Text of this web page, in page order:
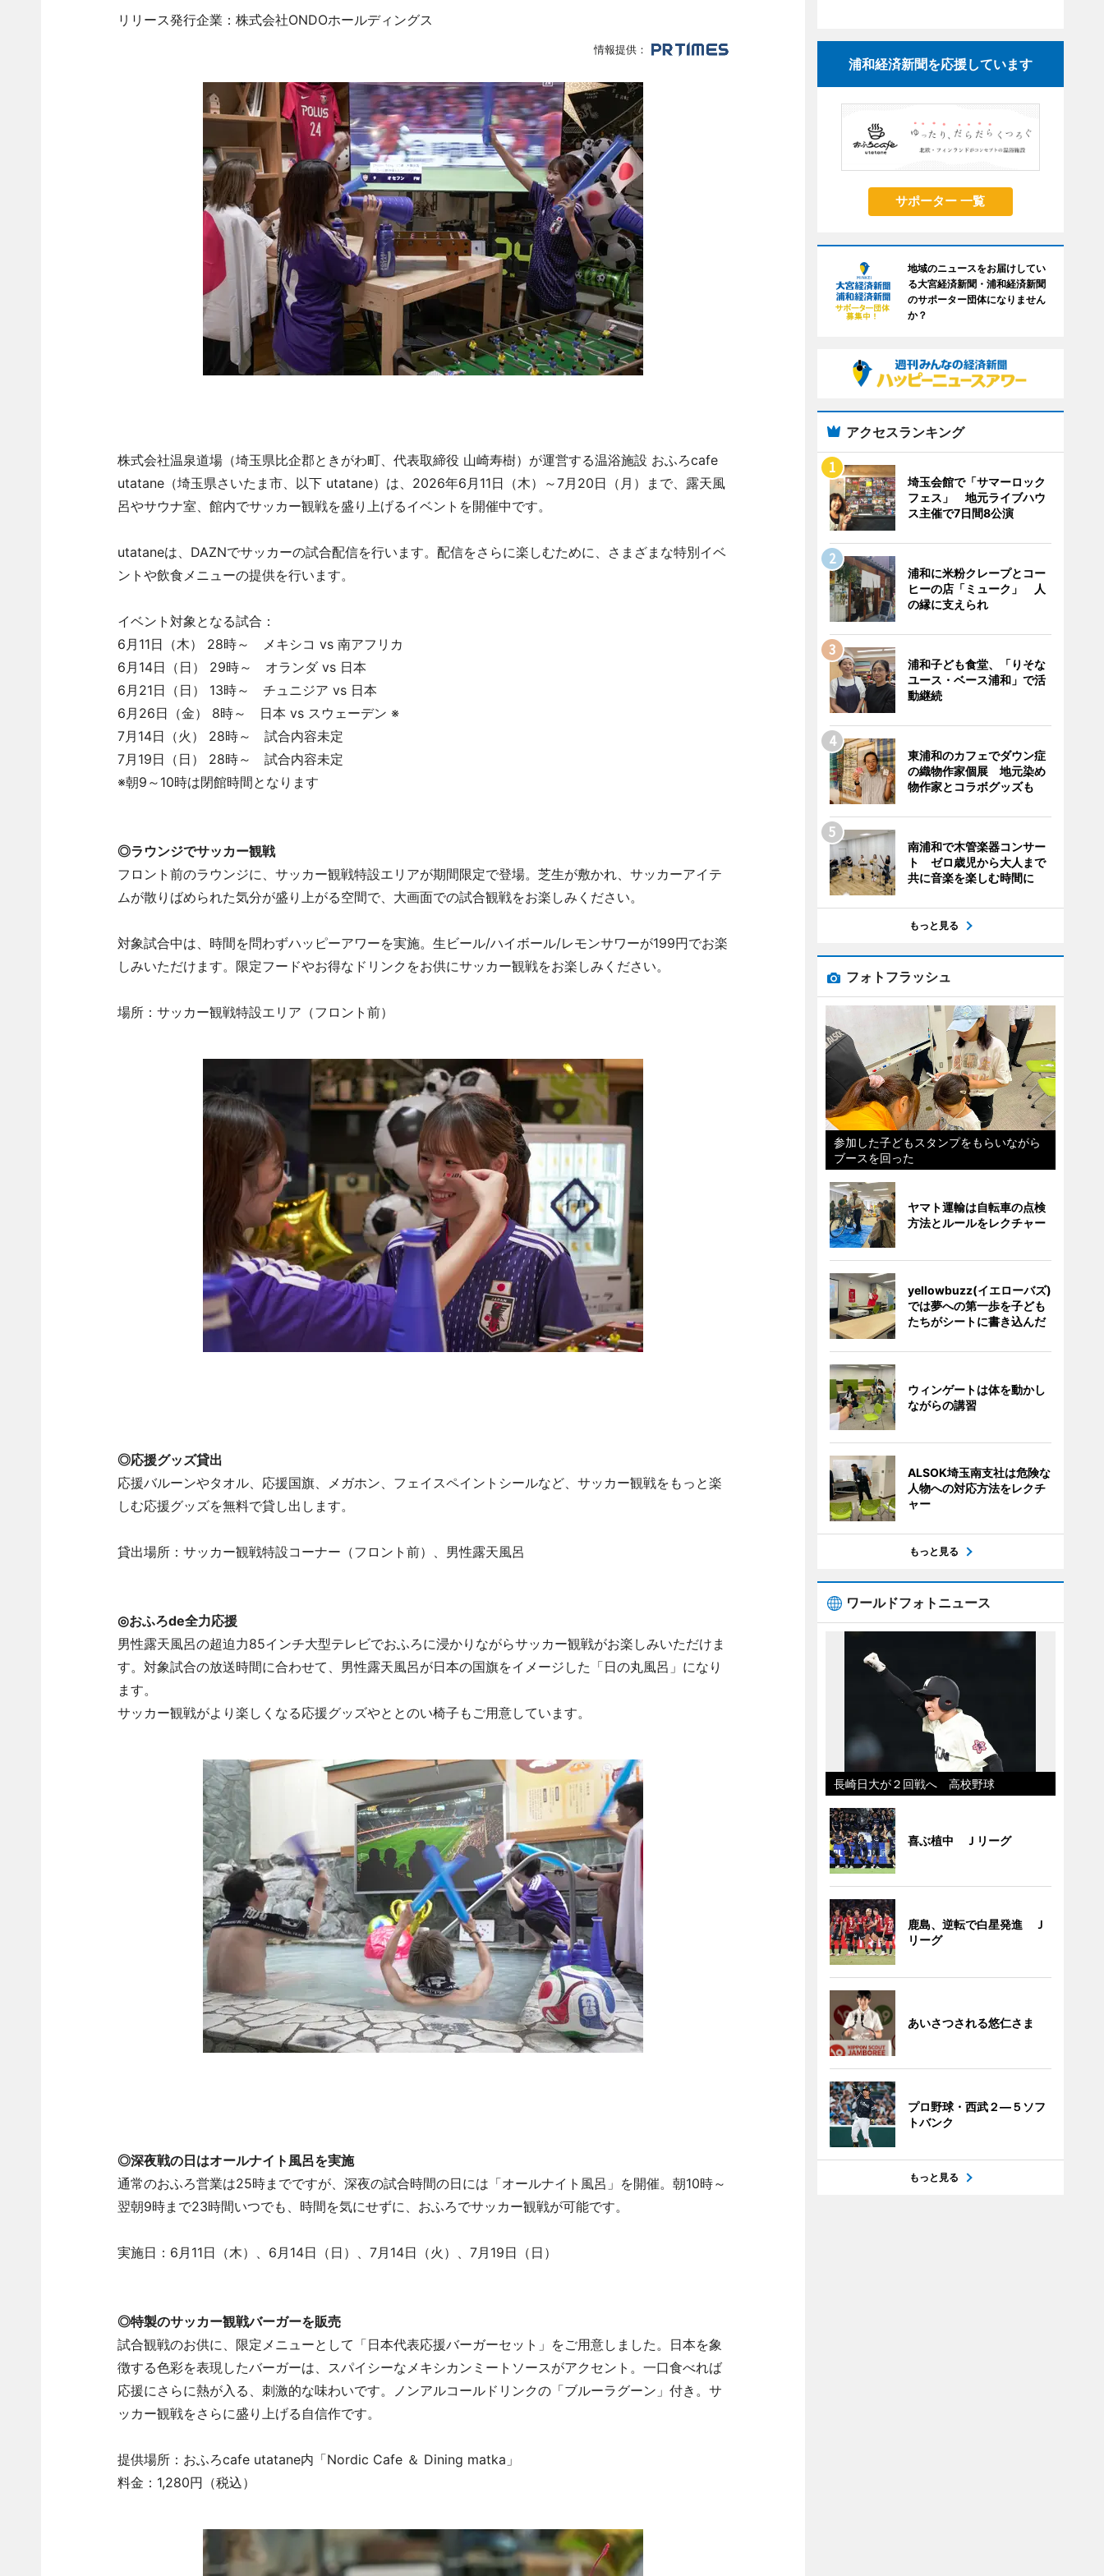
リリース発行企業：株式会社ONDOホールディングス
情報提供：
株式会社温泉道場（埼玉県比企郡ときがわ町、代表取締役 山崎寿樹）が運営する温浴施設 おふろcafe
utatane（埼玉県さいたま市、以下 utatane）は、2026年6月11日（木）～7月20日（月）まで、露天風
呂やサウナ室、館内でサッカー観戦を盛り上げるイベントを開催中です。
utataneは、DAZNでサッカーの試合配信を行います。配信をさらに楽しむために、さまざまな特別イベ
ントや飲食メニューの提供を行います。
イベント対象となる試合：
6月11日（木） 28時～ メキシコ vs 南アフリカ
6月14日（日） 29時～ オランダ vs 日本
6月21日（日） 13時～ チュニジア vs 日本
6月26日（金） 8時～ 日本 vs スウェーデン ※
7月14日（火） 28時～ 試合内容未定
7月19日（日） 28時～ 試合内容未定
※朝9～10時は閉館時間となります
◎ラウンジでサッカー観戦
フロント前のラウンジに、サッカー観戦特設エリアが期間限定で登場。芝生が敷かれ、サッカーアイテ
ムが散りばめられた気分が盛り上がる空間で、大画面での試合観戦をお楽しみください。
対象試合中は、時間を問わずハッピーアワーを実施。生ビール/ハイボール/レモンサワーが199円でお楽
しみいただけます。限定フードやお得なドリンクをお供にサッカー観戦をお楽しみください。
場所：サッカー観戦特設エリア（フロント前）
◎応援グッズ貸出
応援バルーンやタオル、応援国旗、メガホン、フェイスペイントシールなど、サッカー観戦をもっと楽
しむ応援グッズを無料で貸し出します。
貸出場所：サッカー観戦特設コーナー（フロント前）、男性露天風呂
◎おふろde全力応援
男性露天風呂の超迫力85インチ大型テレビでおふろに浸かりながらサッカー観戦がお楽しみいただけま
す。対象試合の放送時間に合わせて、男性露天風呂が日本の国旗をイメージした「日の丸風呂」になり
ます。
サッカー観戦がより楽しくなる応援グッズやととのい椅子もご用意しています。
◎深夜戦の日はオールナイト風呂を実施
通常のおふろ営業は25時までですが、深夜の試合時間の日には「オールナイト風呂」を開催。朝10時～
翌朝9時まで23時間いつでも、時間を気にせずに、おふろでサッカー観戦が可能です。
実施日：6月11日（木）、6月14日（日）、7月14日（火）、7月19日（日）
◎特製のサッカー観戦バーガーを販売
試合観戦のお供に、限定メニューとして「日本代表応援バーガーセット」をご用意しました。日本を象
徴する色彩を表現したバーガーは、スパイシーなメキシカンミートソースがアクセント。一口食べれば
応援にさらに熱が入る、刺激的な味わいです。ノンアルコールドリンクの「ブルーラグーン」付き。サ
ッカー観戦をさらに盛り上げる自信作です。
提供場所：おふろcafe utatane内「Nordic Cafe ＆ Dining matka」
料金：1,280円（税込）
浦和経済新聞を応援しています
サポーター 一覧
地域のニュースをお届けしてい
る大宮経済新聞・浦和経済新聞
のサポーター団体になりません
か？
アクセスランキング
埼玉会館で「サマーロック
フェス」 地元ライブハウ
ス主催で7日間8公演
浦和に米粉クレープとコー
ヒーの店「ミューク」 人
の縁に支えられ
浦和子ども食堂、「りそな
ユース・ベース浦和」で活
動継続
東浦和のカフェでダウン症
の織物作家個展 地元染め
物作家とコラボグッズも
南浦和で木管楽器コンサー
ト ゼロ歳児から大人まで
共に音楽を楽しむ時間に
もっと見る
フォトフラッシュ
参加した子どもスタンプをもらいながら
ブースを回った
ヤマト運輸は自転車の点検
方法とルールをレクチャー
yellowbuzz(イエローバズ)
では夢への第一歩を子ども
たちがシートに書き込んだ
ウィンゲートは体を動かし
ながらの講習
ALSOK埼玉南支社は危険な
人物への対応方法をレクチ
ャー
もっと見る
ワールドフォトニュース
長崎日大が２回戦へ 高校野球
喜ぶ植中 Ｊリーグ
鹿島、逆転で白星発進 Ｊ
リーグ
あいさつされる悠仁さま
プロ野球・西武２―５ソフ
トバンク
もっと見る